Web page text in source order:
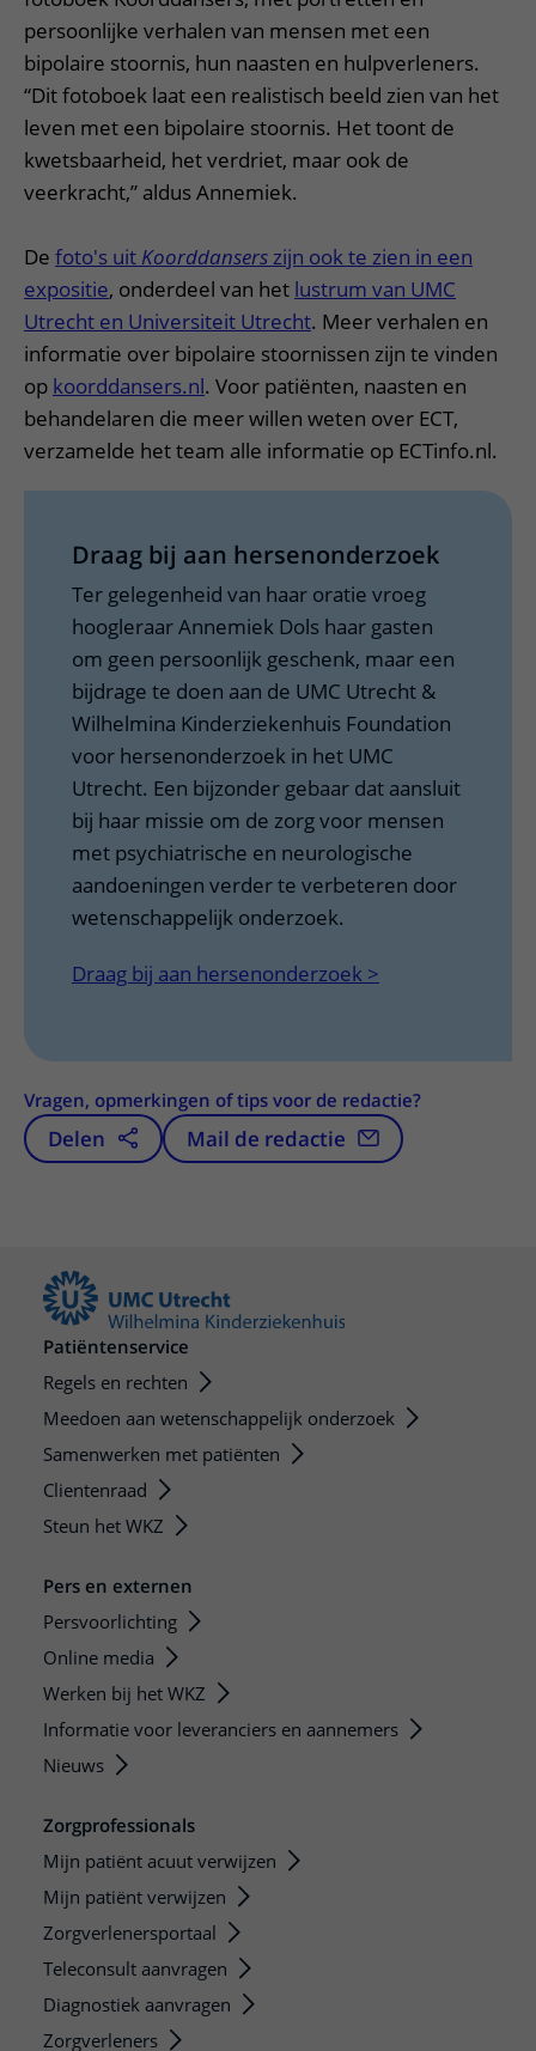
persoonlijke verhalen van mensen met een
bipolaire stoornis, hun naasten en hulpverleners.
“Dit fotoboek laat een realistisch beeld zien van het
leven met een bipolaire stoornis. Het toont de
kwetsbaarheid, het verdriet, maar ook de
veerkracht,” aldus Annemiek.
De foto's uit Koorddanserszijn ook te zien in een
expositie, onderdeel van het lustrum van UMC
Utrecht en Universiteit Utrecht. Meer verhalen en
informatie over bipolaire stoornissen zijn te vinden
op koorddansers.nl. Voor patiënten, naasten en
behandelaren die meer willen weten over ECT,
verzamelde het team alle informatie op ECTinfo.nl.
Draag bij aan hersenonderzoek
Ter gelegenheid van haar oratie vroeg
hoogleraar Annemiek Dols haar gasten
om geen persoonlijk geschenk, maar een
bijdrage te doen aan de UMC Utrecht &
Wilhelmina Kinderziekenhuis Foundation
voor hersenonderzoek in het UMC
Utrecht. Een bijzonder gebaar dat aansluit
bij haar missie om de zorg voor mensen
met psychiatrische en neurologische
aandoeningen verder te verbeteren door
wetenschappelijk onderzoek.
Draag bij aan hersenonderzoek >
Vragen, opmerkingen of tips voor de redactie?
Delen Mail de redactie
Patiëntenservice
Regels en rechten
Meedoen aan wetenschappelijk onderzoek
Samenwerken met patiënten
Clientenraad
Steun het WKZ
Pers en externen
Persvoorlichting
Online media
Werken bij het WKZ
Informatie voor leveranciers en aannemers
Nieuws
Zorgprofessionals
Mijn patiënt acuut verwijzen
Mijn patiënt verwijzen
Zorgverlenersportaal
Teleconsult aanvragen
Diagnostiek aanvragen
Zorgverleners